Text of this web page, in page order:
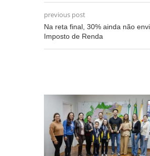
previous post
Na reta final, 30% ainda não
Imposto de Renda